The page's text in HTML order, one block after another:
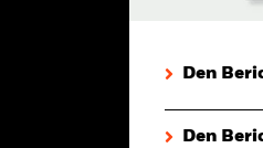
Den
Den